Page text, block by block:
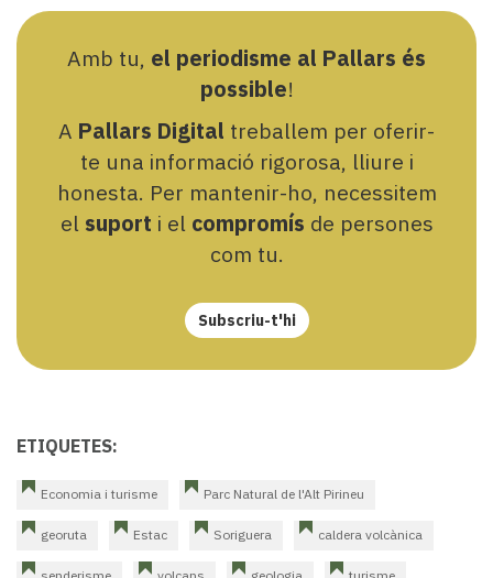
Amb tu, el periodisme al Pallars és
possible!
A Pallars Digital treballem per oferir-
te una informació rigorosa, lliure i
honesta. Per mantenir-ho, necessitem
el suport i el compromís de persones
com tu.
Subscriu-t'hi
ETIQUETES:
Economia i turisme Parc Natural de l'Alt Pirineu
georuta Estac Soriguera caldera volcànica